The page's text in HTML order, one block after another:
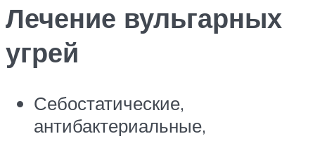
Лечение вульгарных
угрей
Себостатические,
антибактериальные,